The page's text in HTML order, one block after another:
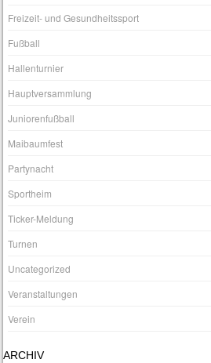
Freizeit- und Gesundheitssport
Fußball
Hallenturnier
Hauptversammlung
Juniorenfußball
Maibaumfest
Partynacht
Sportheim
Ticker-Meldung
Turnen
Uncategorized
Veranstaltungen
Verein
ARCHIV